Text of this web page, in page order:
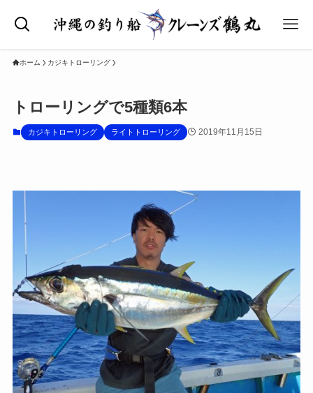
ホーム カジキトローリング
トローリングで5種類6本
カジキトローリング ライトトローリング 2019年11月15日